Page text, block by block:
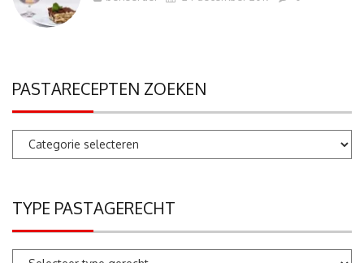
PASTARECEPTEN ZOEKEN
Pastarecepten
TYPE PASTAGERECHT